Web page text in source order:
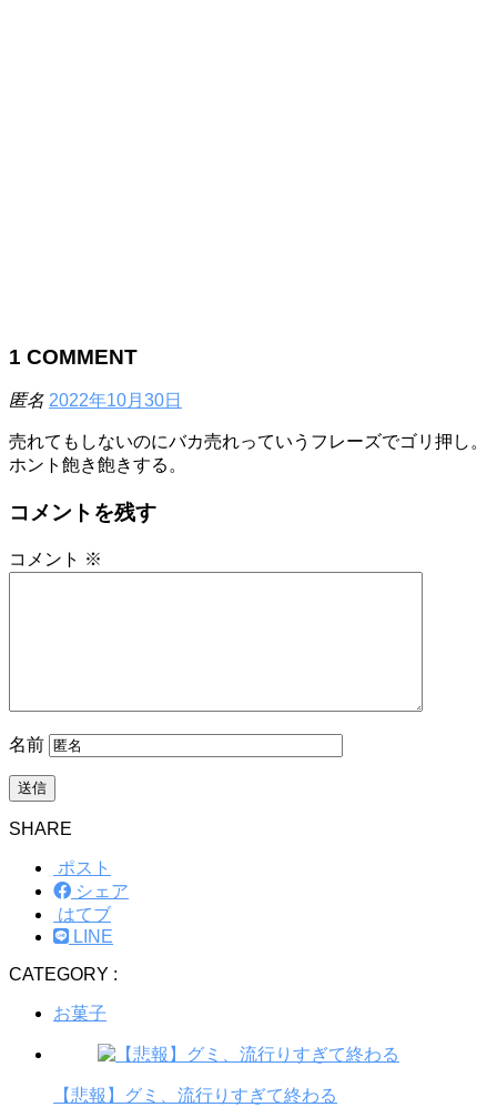
1 COMMENT
匿名 2022年10月30日
売れてもしないのにバカ売れっていうフレーズでゴリ押し。
ホント飽き飽きする。
コメントを残す
コメント ※
名前
SHARE
ポスト
シェア
はてブ
LINE
CATEGORY :
お菓子
【悲報】グミ、流行りすぎて終わる